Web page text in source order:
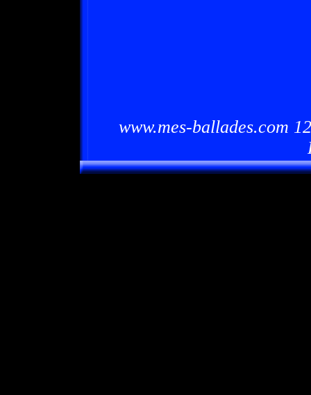
www.mes-ballades.com